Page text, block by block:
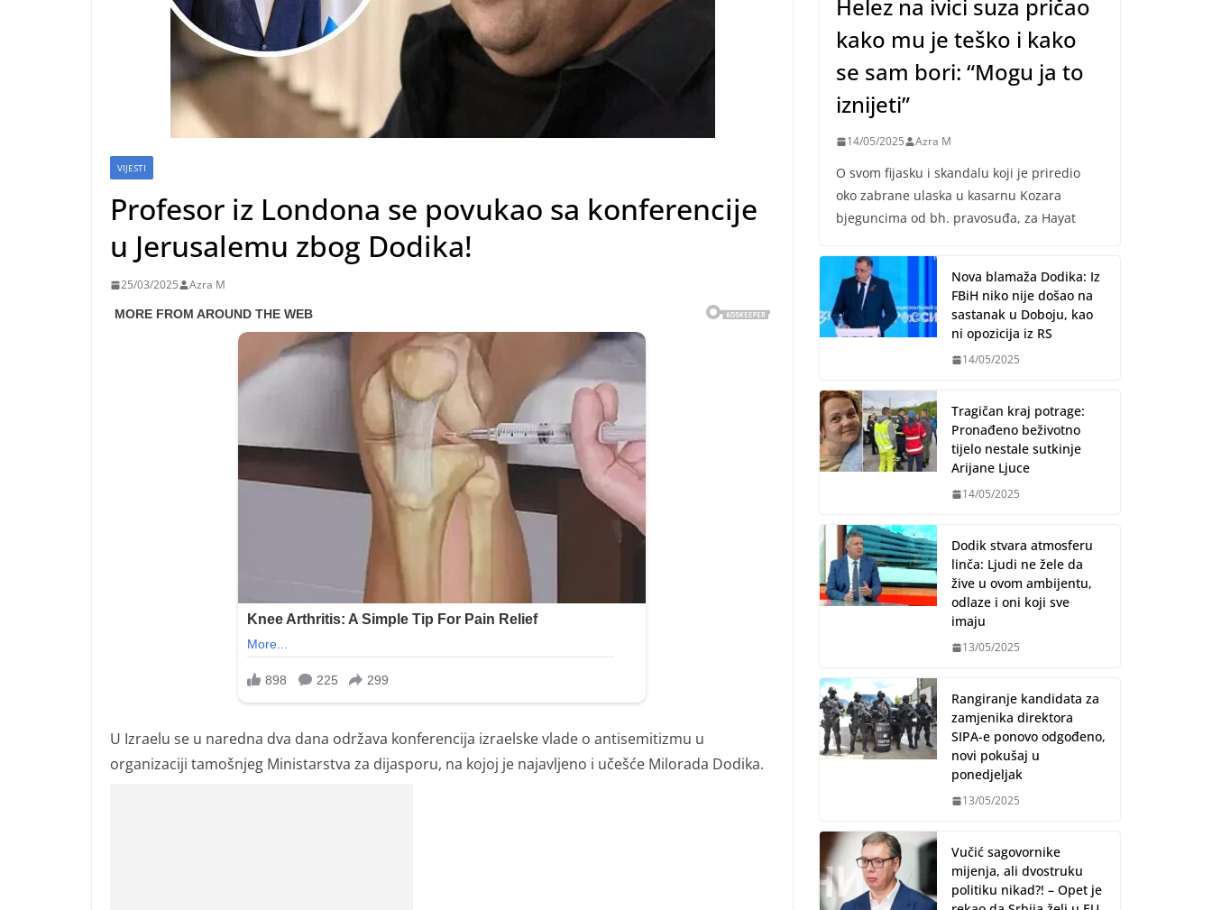
VIJESTI
Profesor iz Londona se povukao sa konferencije
u Jerusalemu zbog Dodika!
25/03/2025 Azra M
U Izraelu se u naredna dva dana održava konferencija izraelske vlade o antisemitizmu u
organizaciji tamošnjeg Ministarstva za dijasporu, na kojoj je najavljeno i učešće Milorada Dodika.
Helez na ivici suza pričao
kako mu je teško i kako
se sam bori: “Mogu ja to
iznijeti”
14/05/2025 Azra M
O svom fijasku i skandalu koji je priredio
oko zabrane ulaska u kasarnu Kozara
bjeguncima od bh. pravosuđa, za Hayat
Nova blamaža Dodika: Iz
FBiH niko nije došao na
sastanak u Doboju, kao
ni opozicija iz RS
14/05/2025
Tragičan kraj potrage:
Pronađeno beživotno
tijelo nestale sutkinje
Arijane Ljuce
14/05/2025
Dodik stvara atmosferu
linča: Ljudi ne žele da
žive u ovom ambijentu,
odlaze i oni koji sve
imaju
13/05/2025
Rangiranje kandidata za
zamjenika direktora
SIPA-e ponovo odgođeno,
novi pokušaj u
ponedjeljak
13/05/2025
Vučić sagovornike
mijenja, ali dvostruku
politiku nikad?! – Opet je